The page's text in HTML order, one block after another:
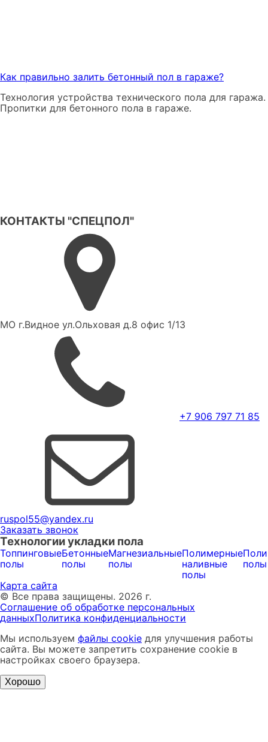
Как правильно залить бетонный пол в гараже?
Технология устройства технического пола для гаража.
Пропитки для бетонного пола в гараже.
КОНТАКТЫ "СПЕЦПОЛ"
МО г.Видное ул.Ольховая д.8 офис 1/13
+7 906 797 71 85
ruspol55@yandex.ru
Заказать звонок
Технологии укладки пола
Топпинговые
полы
Бетонные
полы
Магнезиальные
полы
Полимерные
наливные
полы
полы
Карта сайта
© Все права защищены. 2026 г.
Соглашение об обработке персональных
данныхПолитика конфиденциальности
Мы используем файлы cookie для улучшения работы
сайта. Вы можете запретить сохранение cookie в
настройках своего браузера.
Хорошо